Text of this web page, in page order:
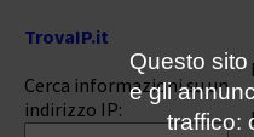
TrovaIP.it
Cerca informazioni su un
indirizzo IP:
Questo
e gli
traffico: